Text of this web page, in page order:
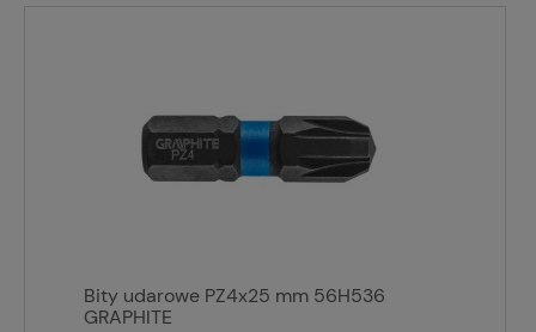
Bity udarowe PZ4x25 mm 56H536
GRAPHITE